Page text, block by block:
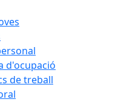
d'ocupació
de treball